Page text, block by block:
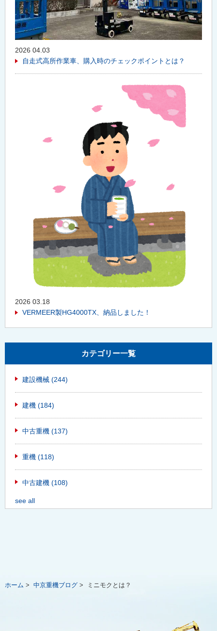
2026 04.03
自走式高所作業車、購入時のチェックポイントとは？
2026 03.18
VERMEER製HG4000TX、納品しました！
カテゴリー一覧
建設機械 (244)
建機 (184)
中古重機 (137)
重機 (118)
中古建機 (108)
see all
ホーム > 中京重機ブログ > ミニモクとは？